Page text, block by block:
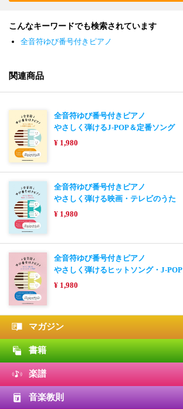
こんなキーワードでも検索されています
全音符ゆび番号付きピアノ
関連商品
全音符ゆび番号付きピアノ
やさしく弾けるJ-POP＆定番ソング
¥ 1,980
全音符ゆび番号付きピアノ
やさしく弾ける映画・テレビのうた
¥ 1,980
全音符ゆび番号付きピアノ
やさしく弾けるヒットソング・J-POP
¥ 1,980
マガジン
書籍
楽譜
音楽教則